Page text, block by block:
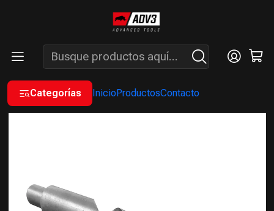
Categorías InicioProductosContacto
ENVÍOS GRATIS A PARTIR DE COMPRAS MAYORES A $200.000 -
ATENCIÓN: LUN. A VIÉ. DE 7 A 16 HS.
INSUMOS BROCAS
BROCAS ACERO RÁPIDO HSS